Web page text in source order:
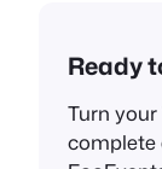
Ready
Turn
complete